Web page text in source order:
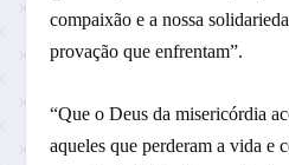
compaixão e a nossa
provação que enfrentam”.
“Que o Deus da misericórdia
aqueles que perderam a vida e